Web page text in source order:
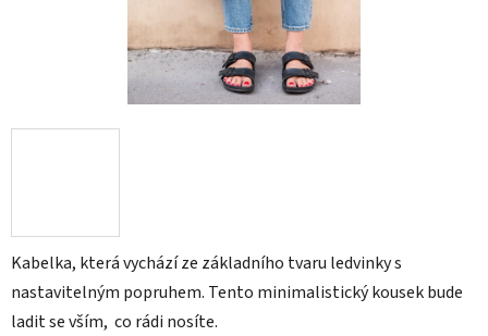
Kabelka, která vychází ze základního tvaru ledvinky s
nastavitelným popruhem. Tento minimalistický kousek bude
ladit se vším, co rádi nosíte.